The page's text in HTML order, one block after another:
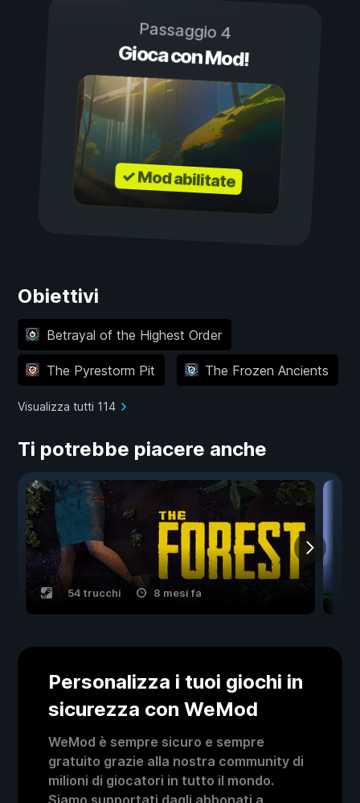
Passaggio 4
Gioca con Mod!
✓ Mod abilitate
Obiettivi
Betrayal of the Highest Order
The Pyrestorm Pit The Frozen Ancients
Visualizza tutti 114
Ti potrebbe piacere anche
54 trucchi 8 mesi fa
Personalizza i tuoi giochi in
sicurezza con WeMod
WeMod è sempre sicuro e sempre
gratuito grazie alla nostra community di
milioni di giocatori in tutto il mondo.